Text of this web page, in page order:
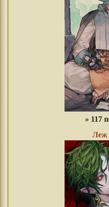
» 117
Леж